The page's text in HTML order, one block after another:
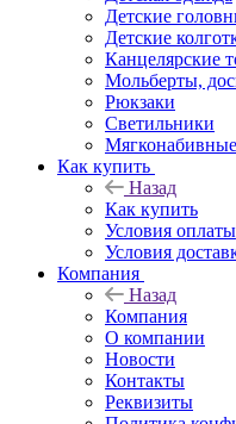
Детские
Детские
Канцелярские
Мольберты,
Рюкзаки
Светильники
Как купить
Назад
Как купить
Условия оплаты
Условия
Компания
Назад
Компания
О компании
Новости
Контакты
Реквизиты